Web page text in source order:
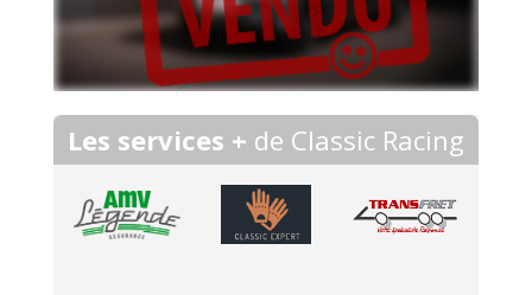
Les services + de Classic Racing